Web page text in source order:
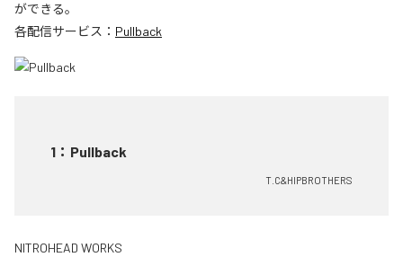
ができる。
各配信サービス： Pullback
1 ： Pullback
T.C&HIPBROTHERS
NITROHEAD WORKS